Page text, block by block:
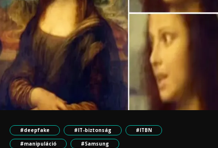
#deepfake #IT-biztonság
#ITBN
#manipuláció
#Samsung